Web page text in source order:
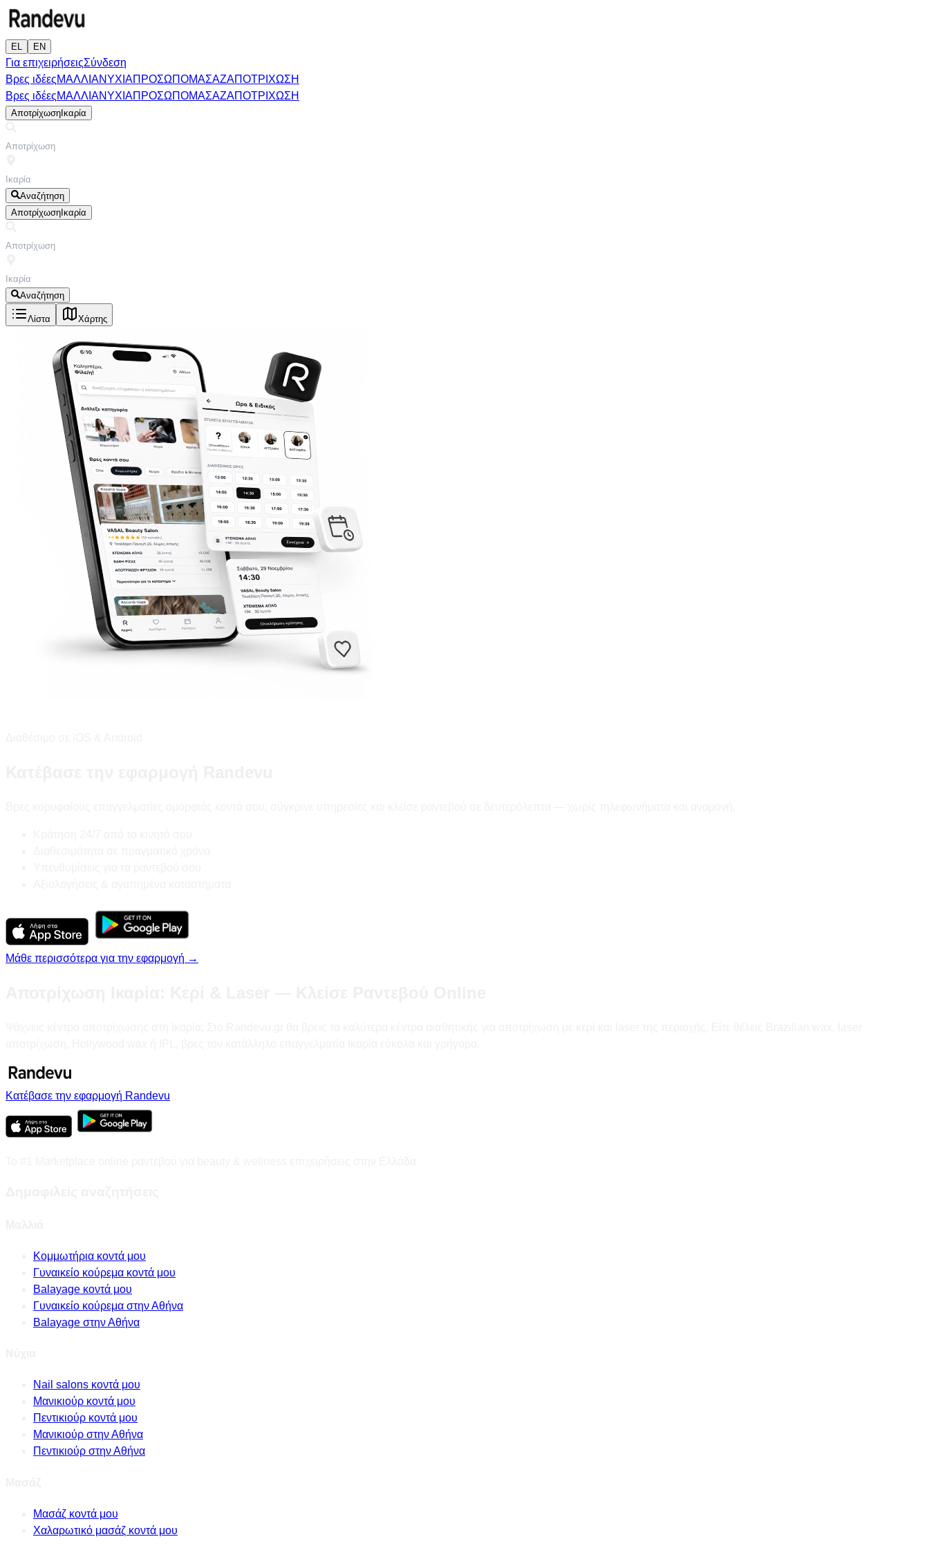
EL EN
Για επιχειρήσειςΣύνδεση
Βρες ιδέεςΜΑΛΛΙΑΝΥΧΙΑΠΡΟΣΩΠΟΜΑΣΑΖΑΠΟΤΡΙΧΩΣΗ
Βρες ιδέεςΜΑΛΛΙΑΝΥΧΙΑΠΡΟΣΩΠΟΜΑΣΑΖΑΠΟΤΡΙΧΩΣΗ
Αποτρίχωση Ικαρία
Αναζήτηση
Αποτρίχωση Ικαρία
Αναζήτηση
Λίστα Χάρτης
Μάθε περισσότερα για την εφαρμογή →
Κατέβασε την εφαρμογή Randevu
Κομμωτήρια κοντά μου
Γυναικείο κούρεμα κοντά μου
Balayage κοντά μου
Γυναικείο κούρεμα στην Αθήνα
Balayage στην Αθήνα
Nail salons κοντά μου
Μανικιούρ κοντά μου
Πεντικιούρ κοντά μου
Μανικιούρ στην Αθήνα
Πεντικιούρ στην Αθήνα
Μασάζ κοντά μου
Χαλαρωτικό μασάζ κοντά μου